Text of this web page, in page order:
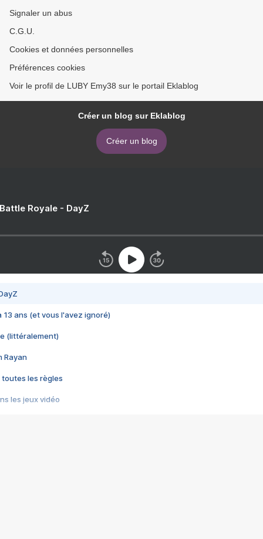
Signaler un abus
C.G.U.
Cookies et données personnelles
Préférences cookies
Voir le profil de LUBY Emy38 sur le portail Eklablog
Créer un blog sur Eklablog
Créer un blog
Royale - DayZ
13 ans (et vous l'avez ignoré)
(littéralement)
Rayan
toutes les règles
les jeux vidéo